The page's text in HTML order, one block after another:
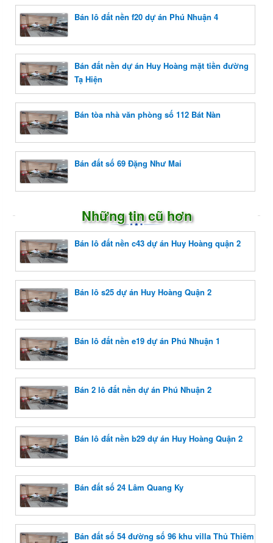
Bán lô đất nền f20 dự án Phú Nhuận 4
Bán đất nền dự án Huy Hoàng mặt tiền đường
Tạ Hiện
Bán tòa nhà văn phòng số 112 Bát Nàn
Bán đất số 69 Đặng Như Mai
Những tin cũ hơn
Bán lô đất nền c43 dự án Huy Hoàng quận 2
Bán lô s25 dự án Huy Hoàng Quận 2
Bán lô đất nền e19 dự án Phú Nhuận 1
Bán 2 lô đất nền dự án Phú Nhuận 2
Bán lô đất nền b29 dự án Huy Hoàng Quận 2
Bán đất số 24 Lâm Quang Ky
Bán đất số 54 đường số 96 khu villa Thủ Thiêm